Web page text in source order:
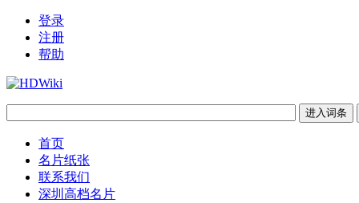
登录
注册
帮助
首页
名片纸张
联系我们
深圳高档名片